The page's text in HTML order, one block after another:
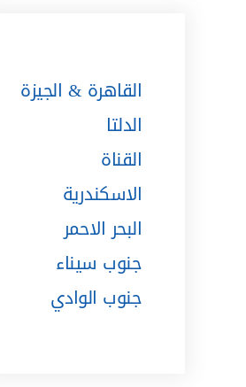
القاهرة & الجيزة
الدلتا
القناة
الاسكندرية
البحر الاحمر
جنوب سيناء
جنوب الوادي